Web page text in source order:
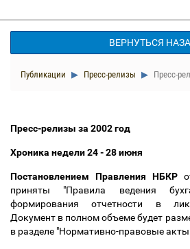
ВЕРНУТЬСЯ
Публикации Пресс-релизы Пресс-
Пресс-релизы за 2002 год
Хроника недели 24 - 28 июня
Постановлением Правления НБКР
приняты "Правила ведения
формирования отчетности в
Документ в полном объеме будет
в разделе "Нормативно-правовые